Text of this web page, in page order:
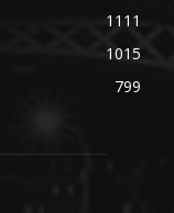
1111
1015
799